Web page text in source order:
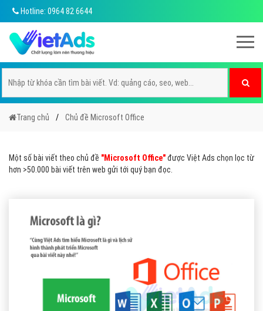
Hotline: 0964 82 6644
Trang chủ Chủ đề Microsoft Office
Một số bài viết theo chủ đề "Microsoft Office"được Việt Ads chọn lọc từ
hơn >50.000 bài viết trên web gửi tới quý bạn đọc.